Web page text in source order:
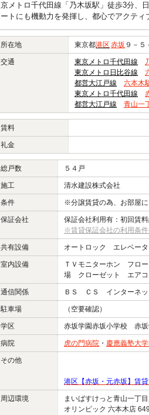
京メトロ千代田線「乃木坂駅」徒歩3分、
ートにも機動力を発揮し、都心でアクティ
所在地 東京都港区 赤坂 ９－５
交通 東京メトロ千代田線
東京メトロ日比谷線
都営大江戸線
六本木
東京メトロ千代田線
都営大江戸線
青山一
賃料
礼金
総戸数 ５４戸
施工 清水建設株式会社
条件 ※分譲賃貸の為、お部屋に
保証会社
保証会社利用有：初回賃
※賃貸保証会社の利用条
共有設備 オートロック エレベー
室内設備
ＴＶモニターホン フロ
場 クローゼット エアコ
通信関係 ＢＳ ＣＳ インターネ
駐車場 （空要確認）
学区 赤坂学園赤坂小学校 赤坂
病院 虎の門病院 ・ 慶應義塾大
その他
港区【赤坂・元赤坂】賃
周辺環境
まいばすけっと青山一丁
オリンピック 六本木店